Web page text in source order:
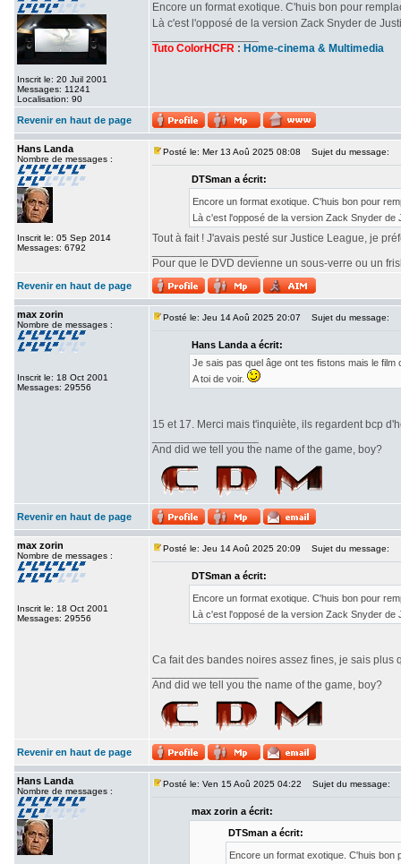
Inscrit le: 20 Juil 2001
Messages: 11241
Localisation: 90
Encore un format exotique. C'huis bon pour
Là c'est l'opposé de la version Zack Snyder de
Tuto ColorHCFR : Home-cinema & Multimedia
Revenir en haut de page
Hans Landa
Nombre de messages :
Inscrit le: 05 Sep 2014
Messages: 6792
Posté le: Mer 13 Aoû 2025 08:08 Sujet du message:
DTSman a écrit:
Encore un format exotique. C'huis bon pour
Là c'est l'opposé de la version Zack Snyder de
Tout à fait ! J'avais pesté sur Justice League, je
Pour que le DVD devienne un sous-verre ou un
Revenir en haut de page
max zorin
Nombre de messages :
Inscrit le: 18 Oct 2001
Messages: 29556
Posté le: Jeu 14 Aoû 2025 20:07 Sujet du message:
Hans Landa a écrit:
Je sais pas quel âge ont tes fistons mais le
A toi de voir.
15 et 17. Merci mais t'inquiète, ils regardent bcp
And did we tell you the name of the game, boy?
Revenir en haut de page
max zorin
Nombre de messages :
Inscrit le: 18 Oct 2001
Messages: 29556
Posté le: Jeu 14 Aoû 2025 20:09 Sujet du message:
DTSman a écrit:
Encore un format exotique. C'huis bon pour
Là c'est l'opposé de la version Zack Snyder de
Ca fait des bandes noires assez fines, je sais
And did we tell you the name of the game, boy?
Revenir en haut de page
Hans Landa
Nombre de messages :
Posté le: Ven 15 Aoû 2025 04:22 Sujet du message:
max zorin a écrit:
DTSman a écrit:
Encore un format exotique. C'huis